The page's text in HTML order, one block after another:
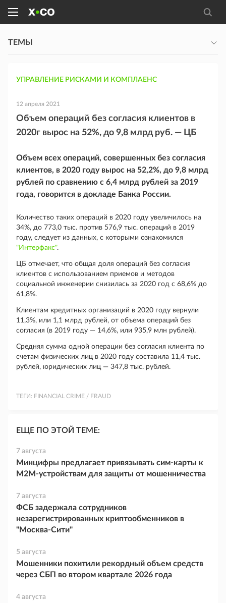
ТЕМЫ
УПРАВЛЕНИЕ РИСКАМИ И КОМПЛАЕНС
12 апреля 2021
Объем операций без согласия клиентов в
2020г вырос на 52%, до 9,8 млрд руб. — ЦБ
Объем всех операций, совершенных без согласия
клиентов, в 2020 году вырос на 52,2%, до 9,8 млрд
рублей по сравнению с 6,4 млрд рублей за 2019
года, говорится в докладе Банка России.
Количество таких операций в 2020 году увеличилось на
34%, до 773,0 тыс. против 576,9 тыс. операций в 2019
году, следует из данных, с которыми ознакомился
"Интерфакс".
ЦБ отмечает, что общая доля операций без согласия
клиентов с использованием приемов и методов
социальной инженерии снизилась за 2020 год с 68,6% до
61,8%.
Клиентам кредитных организаций в 2020 году вернули
11,3%, или 1,1 млрд рублей, от объема операций без
согласия (в 2019 году — 14,6%, или 935,9 млн рублей).
Средняя сумма одной операции без согласия клиента по
счетам физических лиц в 2020 году составила 11,4 тыс.
рублей, юридических лиц — 347,8 тыс. рублей.
ТЕГИ: FINANCIAL CRIME / FRAUD
ЕЩЕ ПО ЭТОЙ ТЕМЕ:
7 августа
Минцифры предлагает привязывать сим-карты к
M2M-устройствам для защиты от мошенничества
7 августа
ФСБ задержала сотрудников
незарегистрированных криптообменников в
"Москва-Сити"
5 августа
Мошенники похитили рекордный объем средств
через СБП во втором квартале 2026 года
4 августа